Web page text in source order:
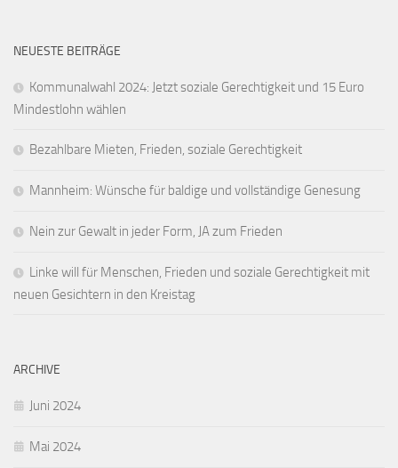
NEUESTE BEITRÄGE
Kommunalwahl 2024: Jetzt soziale Gerechtigkeit und 15 Euro
Mindestlohn wählen
Bezahlbare Mieten, Frieden, soziale Gerechtigkeit
Mannheim: Wünsche für baldige und vollständige Genesung
Nein zur Gewalt in jeder Form, JA zum Frieden
Linke will für Menschen, Frieden und soziale Gerechtigkeit mit
neuen Gesichtern in den Kreistag
ARCHIVE
Juni 2024
Mai 2024